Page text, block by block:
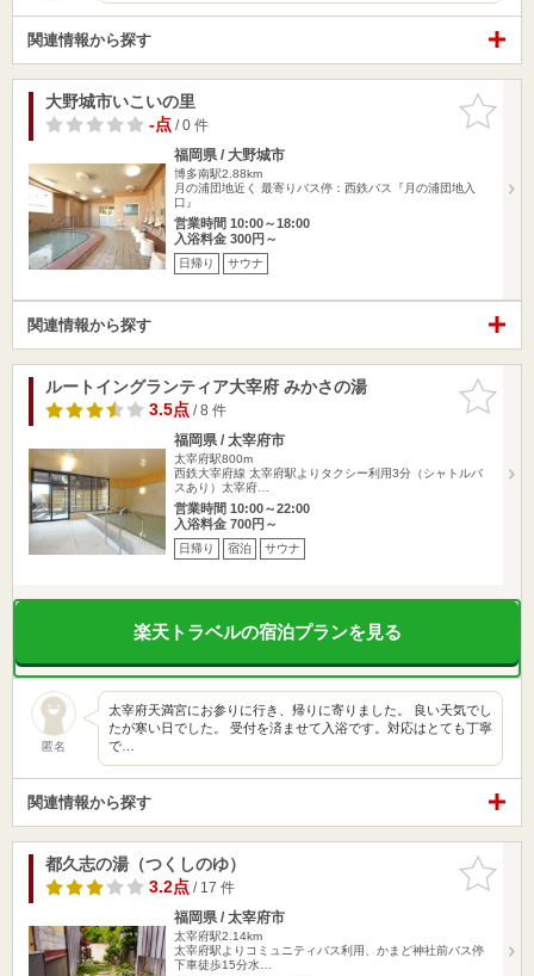
関連情報から探す
お気に入
りに追加
大野城市いこいの里
-点/ 0 件
福岡県 / 大野城市
博多南駅2.88km
月の浦団地近く 最寄りバス停：西鉄バス『月の浦団地入
口』
営業時間 10:00～18:00
入浴料金 300円～
日帰り サウナ
関連情報から探す
お気に入
りに追加
ルートイングランティア大宰府 みかさの湯
3.5点/ 8 件
福岡県 / 太宰府市
太宰府駅800m
西鉄大宰府線 太宰府駅よりタクシー利用3分（シャトルバ
スあり）太宰府…
営業時間 10:00～22:00
入浴料金 700円～
日帰り 宿泊 サウナ
楽天トラベルの宿泊プランを見る
匿名
太宰府天満宮にお参りに行き、帰りに寄りました。 良い天気でし
たが寒い日でした。 受付を済ませて入浴です。対応はとても丁寧
で…
関連情報から探す
お気に入
りに追加
都久志の湯（つくしのゆ）
3.2点/ 17 件
福岡県 / 太宰府市
太宰府駅2.14km
太宰府駅よりコミュニティバス利用、かまど神社前バス停
下車徒歩15分水…